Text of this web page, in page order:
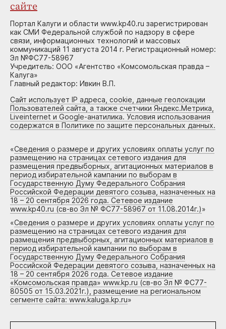
сайте
Портал Калуги и области www.kp40.ru зарегистрирован
как СМИ Федеральной службой по надзору в сфере
связи, информационных технологий и массовых
коммуникаций 11 августа 2014 г. Регистрационный номер:
Эл №ФС77-58967
Учредитель: ООО «Агентство «Комсомольская правда –
Калуга»
Главный редактор: Ивкин В.П.
Сайт использует IP адреса, cookie, данные геолокации
Пользователей сайта, а также счетчики Яндекс.Метрика,
Liveinternet и Google-анатилика. Условия использования
содержатся в Политике по защите персональных данных.
«Сведения о размере и других условиях оплаты услуг по
размещению на страницах сетевого издания для
размещения предвыборных, агитационных материалов в
период избирательной кампании по выборам в
Государственную Думу Федерального Собрания
Российской Федерации девятого созыва, назначенных на
18 – 20 сентября 2026 года. Сетевое издание
www.kp40.ru (св-во Эл № ФС77-58967 от 11.08.2014г.)»
«Сведения о размере и других условиях оплаты услуг по
размещению на страницах сетевого издания для
размещения предвыборных, агитационных материалов в
период избирательной кампании по выборам в
Государственную Думу Федерального Собрания
Российской Федерации девятого созыва, назначенных на
18 – 20 сентября 2026 года. Сетевое издание
«Комсомольская правда» www.kp.ru (св-во Эл № ФС77-
80505 от 15.03.2021г.), размещение на региональном
сегменте сайта: www.kaluga.kp.ru»